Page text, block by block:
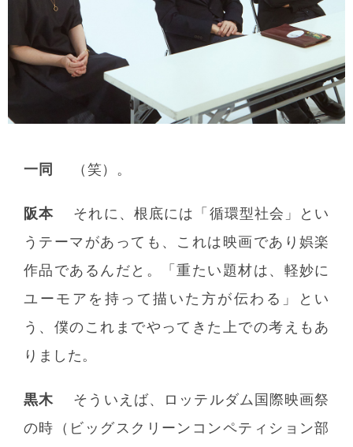
一同 （笑）。
阪本
それに、根底には「循環型社会」とい
うテーマがあっても、これは映画であり娯楽
作品であるんだと。「重たい題材は、軽妙に
ユーモアを持って描いた方が伝わる」とい
う、僕のこれまでやってきた上での考えもあ
りました。
黒木
そういえば、ロッテルダム国際映画祭
の時（ビッグスクリーンコンペティション部